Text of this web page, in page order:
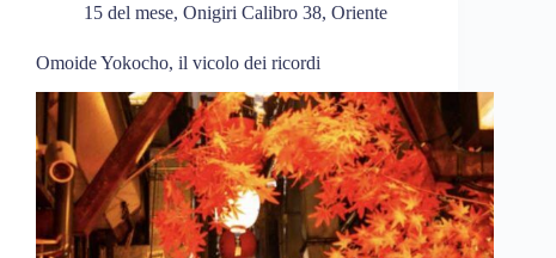
15 del mese, Onigiri Calibro 38, Oriente
Omoide Yokocho, il vicolo dei ricordi